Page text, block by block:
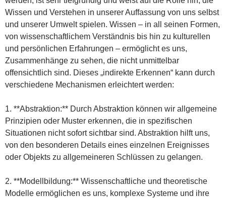
Wissen und Verstehen in unserer Auffassung von uns selbst
und unserer Umwelt spielen. Wissen – in all seinen Formen,
von wissenschaftlichem Verständnis bis hin zu kulturellen
und persönlichen Erfahrungen – ermöglicht es uns,
Zusammenhänge zu sehen, die nicht unmittelbar
offensichtlich sind. Dieses „indirekte Erkennen“ kann durch
verschiedene Mechanismen erleichtert werden:
1. **Abstraktion:** Durch Abstraktion können wir allgemeine
Prinzipien oder Muster erkennen, die in spezifischen
Situationen nicht sofort sichtbar sind. Abstraktion hilft uns,
von den besonderen Details eines einzelnen Ereignisses
oder Objekts zu allgemeineren Schlüssen zu gelangen.
2. **Modellbildung:** Wissenschaftliche und theoretische
Modelle ermöglichen es uns, komplexe Systeme und ihre